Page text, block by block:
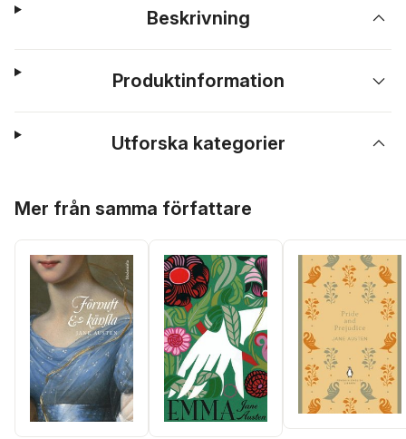
Beskrivning
Produktinformation
Utforska kategorier
Mer från samma författare